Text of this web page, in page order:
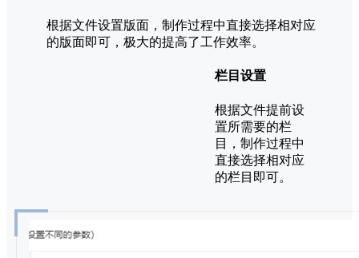
根据文件设置版面，制作过程中直接选择相对应
的版面即可，极大的提高了工作效率。
栏目设置
根据文件提前设
置所需要的栏
目，制作过程中
直接选择相对应
的栏目即可。